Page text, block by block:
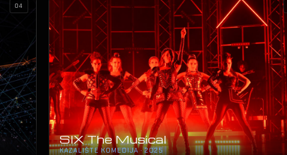
04
SIX The Musical
KAZALIŠTE KOMEDIJA · 2025